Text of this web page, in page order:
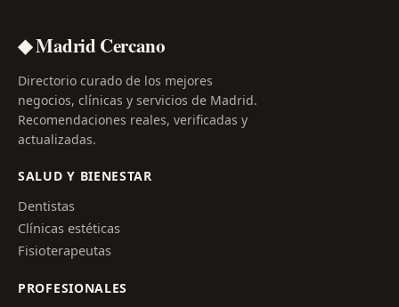
◆ Madrid Cercano
Directorio curado de los mejores
negocios, clínicas y servicios de Madrid.
Recomendaciones reales, verificadas y
actualizadas.
SALUD Y BIENESTAR
Dentistas
Clínicas estéticas
Fisioterapeutas
PROFESIONALES